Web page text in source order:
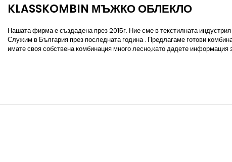
KLASSKOMBIN МЪЖКО ОБЛЕКЛО
Нашата фирма е създадена през 2015г. Ние сме в текстилната индустрия
Служим в България през последната година . Предлагаме готови
имате своя собствена комбинация много лесно,като дадете информация